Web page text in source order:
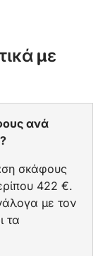
με
ανά
σκάφους
422 €.
με τον
τα